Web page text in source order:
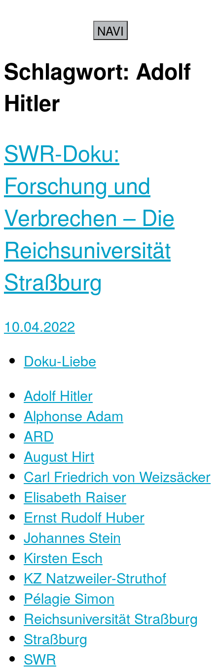
NAVI
Schlagwort: Adolf
Hitler
SWR-Doku:
Forschung und
Verbrechen – Die
Reichsuniversität
Straßburg
10.04.2022
Doku-Liebe
Adolf Hitler
Alphonse Adam
ARD
August Hirt
Carl Friedrich von Weizsäcker
Elisabeth Raiser
Ernst Rudolf Huber
Johannes Stein
Kirsten Esch
KZ Natzweiler-Struthof
Pélagie Simon
Reichsuniversität Straßburg
Straßburg
SWR